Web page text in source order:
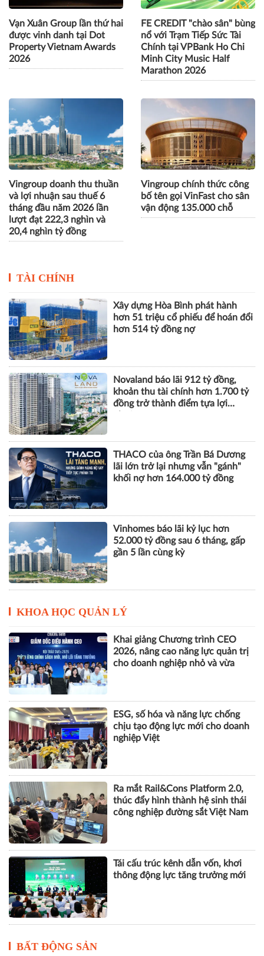
Vạn Xuân Group lần thứ hai
được vinh danh tại Dot
Property Vietnam Awards
2026
FE CREDIT "chào sân" bùng
nổ với Trạm Tiếp Sức Tài
Chính tại VPBank Ho Chi
Minh City Music Half
Marathon 2026
Vingroup doanh thu thuần
và lợi nhuận sau thuế 6
tháng đầu năm 2026 lần
lượt đạt 222,3 nghìn và
20,4 nghìn tỷ đồng
Vingroup chính thức công
bố tên gọi VinFast cho sân
vận động 135.000 chỗ
TÀI CHÍNH
Xây dựng Hòa Bình phát hành
hơn 51 triệu cổ phiếu để hoán đổi
hơn 514 tỷ đồng nợ
Novaland báo lãi 912 tỷ đồng,
khoản thu tài chính hơn 1.700 tỷ
đồng trở thành điểm tựa lợi
THACO của ông Trần Bá Dương
lãi lớn trở lại nhưng vẫn "gánh"
khối nợ hơn 164.000 tỷ đồng
Vinhomes báo lãi kỷ lục hơn
52.000 tỷ đồng sau 6 tháng, gấp
gần 5 lần cùng kỳ
KHOA HỌC QUẢN LÝ
Khai giảng Chương trình CEO
2026, nâng cao năng lực quản trị
cho doanh nghiệp nhỏ và vừa
ESG, số hóa và năng lực chống
chịu tạo động lực mới cho doanh
nghiệp Việt
Ra mắt Rail&Cons Platform 2.0,
thúc đẩy hình thành hệ sinh thái
công nghiệp đường sắt Việt Nam
Tái cấu trúc kênh dẫn vốn, khơi
thông động lực tăng trưởng mới
BẤT ĐỘNG SẢN